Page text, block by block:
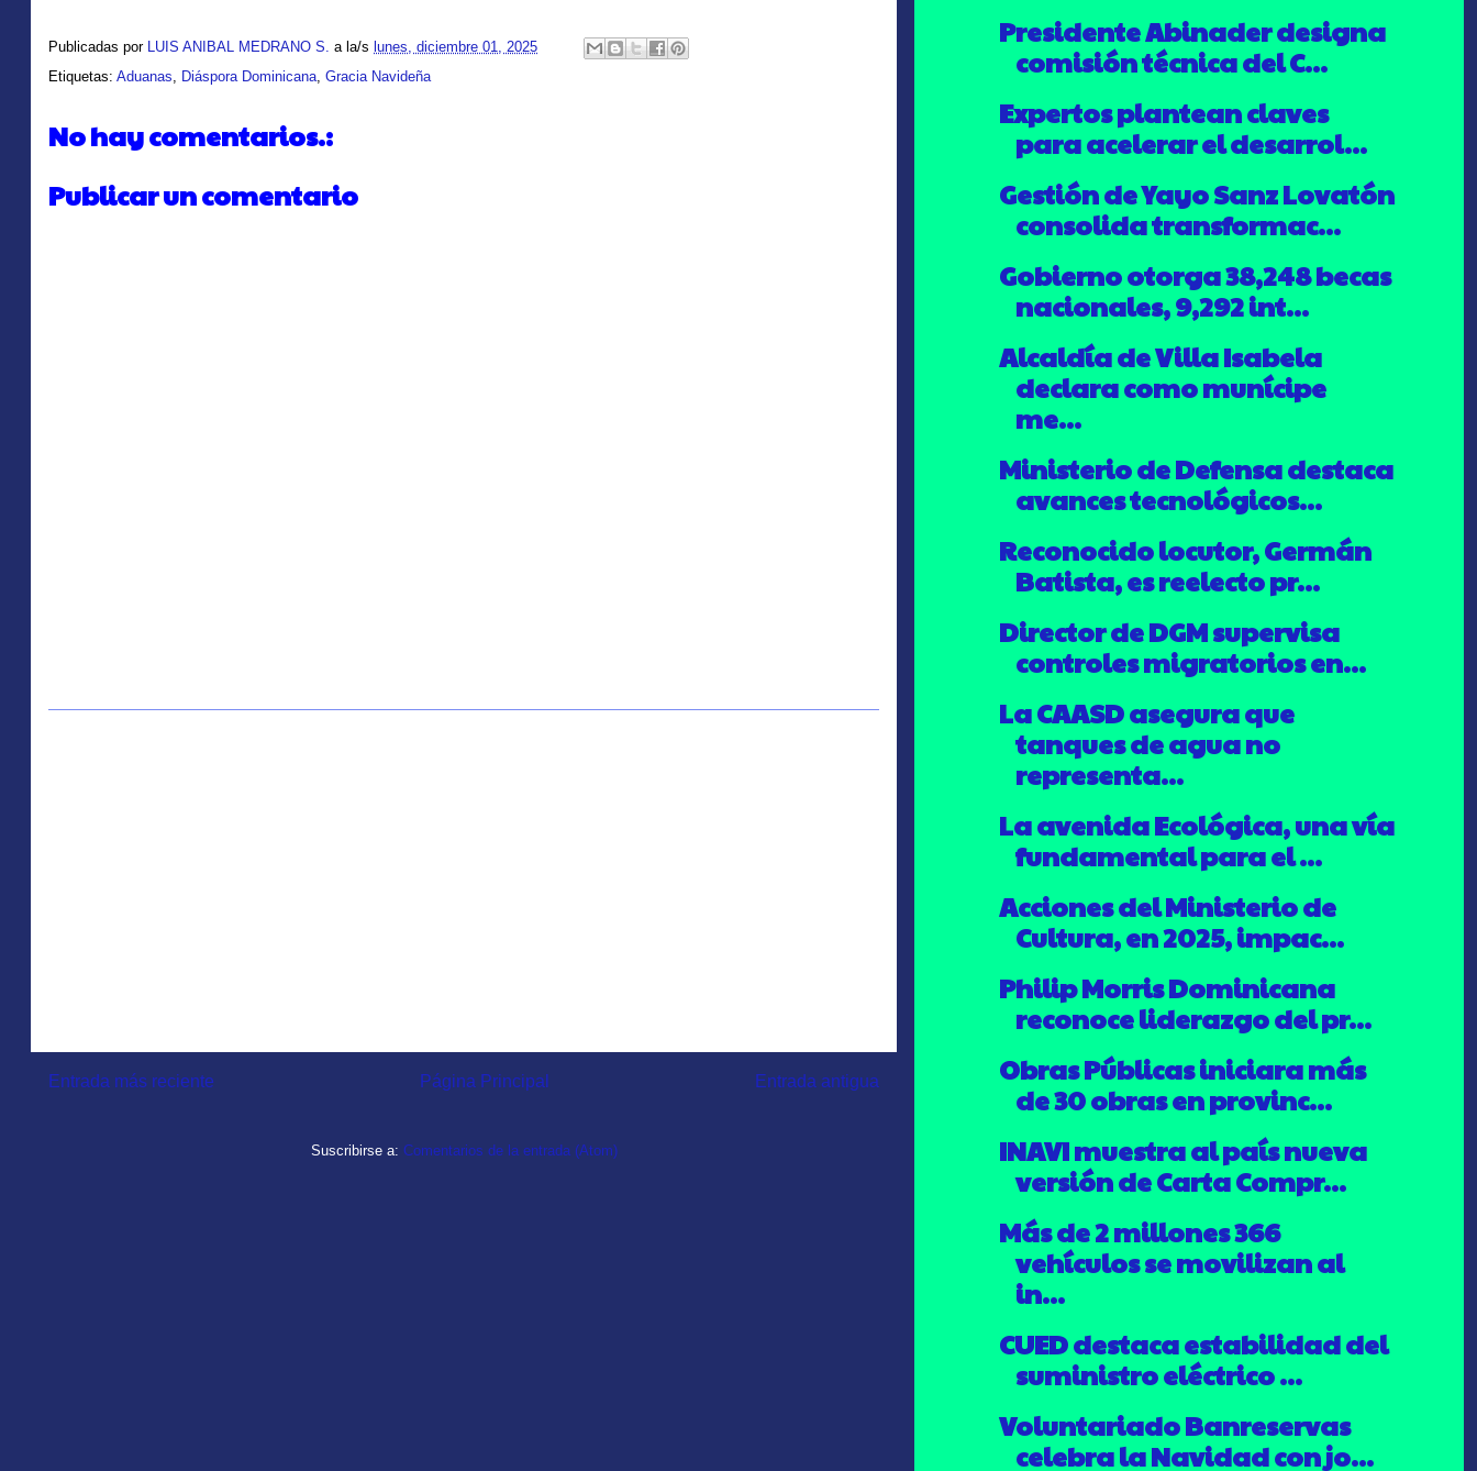
Publicadas por LUIS ANIBAL MEDRANO S. a la/s lunes, diciembre 01, 2025
Etiquetas: Aduanas, Diáspora Dominicana, Gracia Navideña
No hay comentarios.:
Publicar un comentario
Entrada más reciente Entrada antigua
Página Principal
Suscribirse a: Comentarios de la entrada (Atom)
Presidente Abinader designa
comisión técnica del C...
Expertos plantean claves
para acelerar el desarrol...
Gestión de Yayo Sanz Lovatón
consolida transformac...
Gobierno otorga 38,248 becas
nacionales, 9,292 int...
Alcaldía de Villa Isabela
declara como munícipe
me...
Ministerio de Defensa destaca
avances tecnológicos...
Reconocido locutor, Germán
Batista, es reelecto pr...
Director de DGM supervisa
controles migratorios en...
La CAASD asegura que
tanques de agua no
representa...
La avenida Ecológica, una vía
fundamental para el ...
Acciones del Ministerio de
Cultura, en 2025, impac...
Philip Morris Dominicana
reconoce liderazgo del pr...
Obras Públicas iniciara más
de 30 obras en provinc...
INAVI muestra al país nueva
versión de Carta Compr...
Más de 2 millones 366
vehículos se movilizan al
in...
CUED destaca estabilidad del
suministro eléctrico ...
Voluntariado Banreservas
celebra la Navidad con jo...